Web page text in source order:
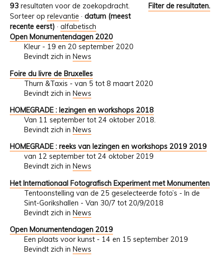
93 resultaten voor de zoekopdracht.
Filter de resultaten.
Sorteer op relevantie · datum (meest
recente eerst) · alfabetisch
Open Monumentendagen 2020
Kleur - 19 en 20 september 2020
Bevindt zich in News
Foire du livre de Bruxelles
Thurn &Taxis - van 5 tot 8 maart 2020
Bevindt zich in News
HOMEGRADE : lezingen en workshops 2018
Van 11 september tot 24 oktober 2018.
Bevindt zich in News
HOMEGRADE : reeks van lezingen en workshops 2019 2019
van 12 september tot 24 oktober 2019
Bevindt zich in News
Het Internationaal Fotografisch Experiment met Monumenten
Tentoonstelling van de 25 geselecteerde foto’s - In de
Sint-Gorikshallen - Van 30/7 tot 20/9/2018
Bevindt zich in News
Open Monumentendagen 2019
Een plaats voor kunst - 14 en 15 september 2019
Bevindt zich in News